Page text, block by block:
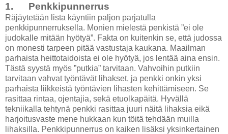
1. Penkkipunnerrus
Räjäytetään lista käyntiin paljon parjatulla
penkkipunnerruksella. Monien mielestä penkistä ”ei ole
judokalle mitään hyötyä”. Fakta on kuitenkin se, että judossa
on monesti tarpeen pitää vastustaja kaukana. Maailman
parhaista heittotaidoista ei ole hyötyä, jos lentää aina ensin.
Tästä syystä myös ”putkia” tarvitaan. Vahvoihin putkiin
tarvitaan vahvat työntävät lihakset, ja penkki onkin yksi
parhaista liikkeistä työntävien lihasten kehittämiseen. Se
rasittaa rintaa, ojentajia, sekä etuolkapäitä. Hyvällä
tekniikalla tehtynä penkki rasittaa juuri näitä lihaksia eikä
harjoitusvaste mene hukkaan kun töitä tehdään muilla
lihaksilla. Penkkipunnerrus on kaiken lisäksi yksinkertainen